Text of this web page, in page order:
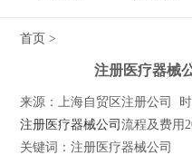
首页 >
注册医疗器械
来源：上海自贸区注册公司 时
注册医疗器械公司流程及费用
关键词：注册医疗器械公司